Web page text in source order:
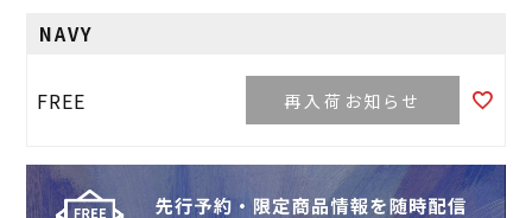
NAVY
FREE 再入荷お知らせ